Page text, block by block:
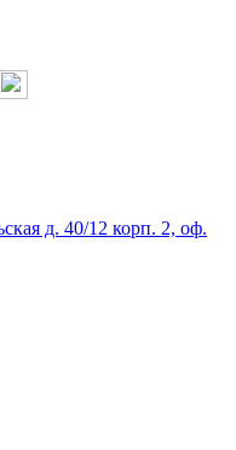
д. 40/12 корп. 2, оф.